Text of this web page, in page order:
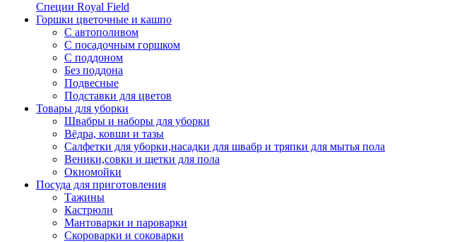
Специи Royal Field
Горшки цветочные и кашпо
С автополивом
С посадочным горшком
С поддоном
Без поддона
Подвесные
Подставки для цветов
Товары для уборки
Швабры и наборы для уборки
Вёдра, ковши и тазы
Салфетки для уборки,насадки для швабр и тряпки для мытья пола
Веники,совки и щетки для пола
Окномойки
Посуда для приготовления
Тажины
Кастрюли
Мантоварки и пароварки
Скороварки и соковарки